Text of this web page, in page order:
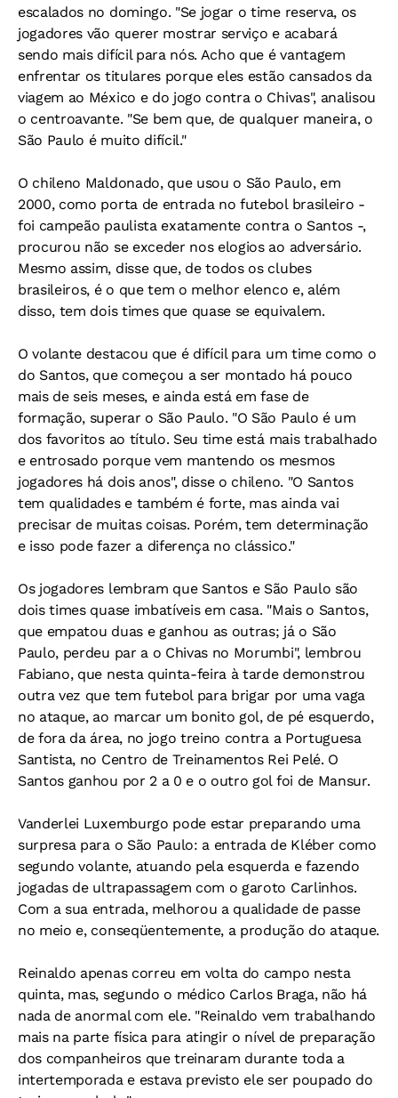
escalados no domingo. "Se jogar o time reserva, os
jogadores vão querer mostrar serviço e acabará
sendo mais difícil para nós. Acho que é vantagem
enfrentar os titulares porque eles estão cansados da
viagem ao México e do jogo contra o Chivas", analisou
o centroavante. "Se bem que, de qualquer maneira, o
São Paulo é muito difícil."
O chileno Maldonado, que usou o São Paulo, em
2000, como porta de entrada no futebol brasileiro -
foi campeão paulista exatamente contra o Santos -,
procurou não se exceder nos elogios ao adversário.
Mesmo assim, disse que, de todos os clubes
brasileiros, é o que tem o melhor elenco e, além
disso, tem dois times que quase se equivalem.
O volante destacou que é difícil para um time como o
do Santos, que começou a ser montado há pouco
mais de seis meses, e ainda está em fase de
formação, superar o São Paulo. "O São Paulo é um
dos favoritos ao título. Seu time está mais trabalhado
e entrosado porque vem mantendo os mesmos
jogadores há dois anos", disse o chileno. "O Santos
tem qualidades e também é forte, mas ainda vai
precisar de muitas coisas. Porém, tem determinação
e isso pode fazer a diferença no clássico."
Os jogadores lembram que Santos e São Paulo são
dois times quase imbatíveis em casa. "Mais o Santos,
que empatou duas e ganhou as outras; já o São
Paulo, perdeu par a o Chivas no Morumbi", lembrou
Fabiano, que nesta quinta-feira à tarde demonstrou
outra vez que tem futebol para brigar por uma vaga
no ataque, ao marcar um bonito gol, de pé esquerdo,
de fora da área, no jogo treino contra a Portuguesa
Santista, no Centro de Treinamentos Rei Pelé. O
Santos ganhou por 2 a 0 e o outro gol foi de Mansur.
Vanderlei Luxemburgo pode estar preparando uma
surpresa para o São Paulo: a entrada de Kléber como
segundo volante, atuando pela esquerda e fazendo
jogadas de ultrapassagem com o garoto Carlinhos.
Com a sua entrada, melhorou a qualidade de passe
no meio e, conseqüentemente, a produção do ataque.
Reinaldo apenas correu em volta do campo nesta
quinta, mas, segundo o médico Carlos Braga, não há
nada de anormal com ele. "Reinaldo vem trabalhando
mais na parte física para atingir o nível de preparação
dos companheiros que treinaram durante toda a
intertemporada e estava previsto ele ser poupado do